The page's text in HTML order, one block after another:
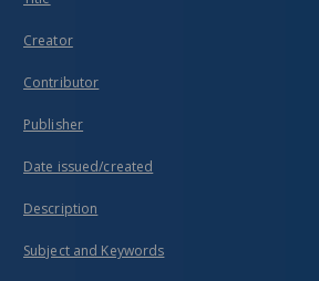
Creator
Contributor
Publisher
Date issued/created
Description
Subject and Keywords